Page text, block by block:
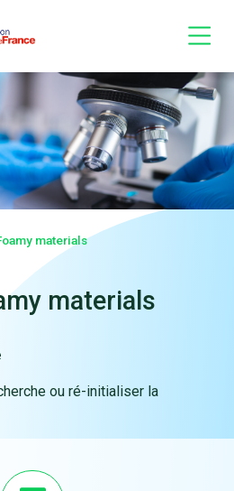
materials
materials
ou ré-initialiser la